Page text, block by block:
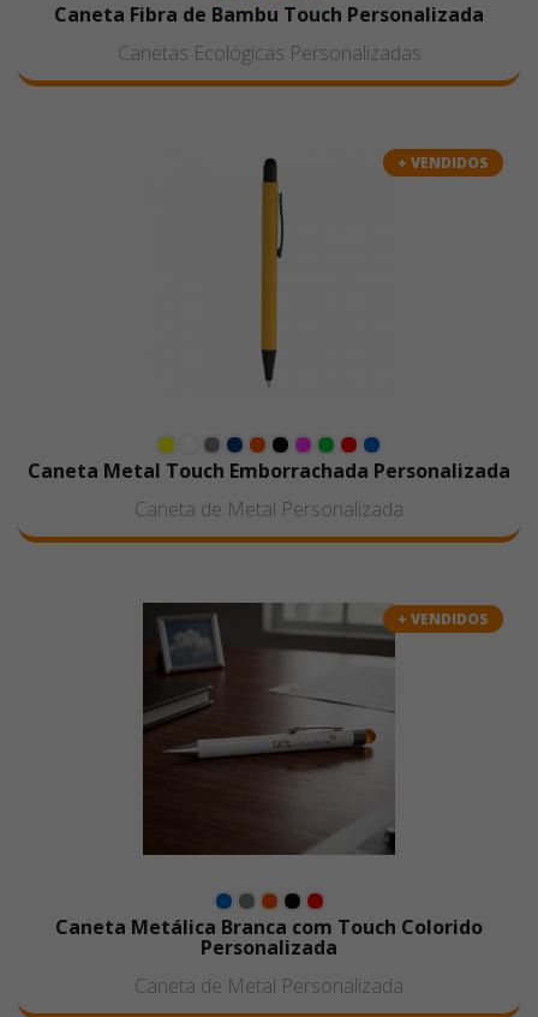
Caneta Fibra de Bambu Touch Personalizada
Canetas Ecológicas Personalizadas
+ VENDIDOS
Caneta Metal Touch Emborrachada Personalizada
Caneta de Metal Personalizada
+ VENDIDOS
Caneta Metálica Branca com Touch Colorido
Personalizada
Caneta de Metal Personalizada